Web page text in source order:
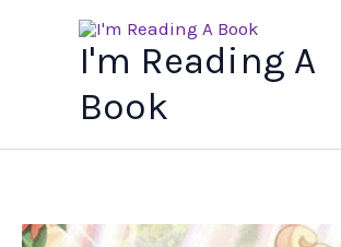
I'm Reading A
Book